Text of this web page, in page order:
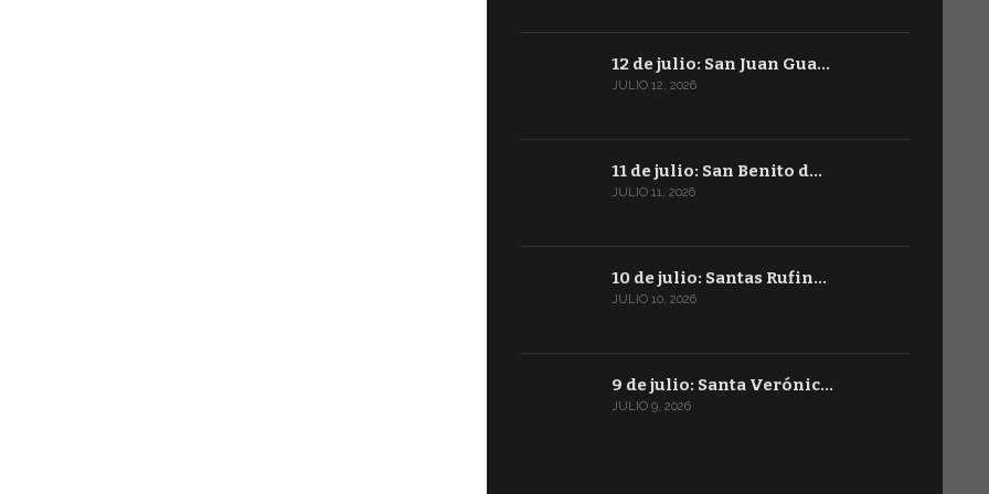
12 de julio: San Juan Gua…
JULIO 12, 2026
11 de julio: San Benito d…
JULIO 11, 2026
10 de julio: Santas Rufin…
JULIO 10, 2026
9 de julio: Santa Verónic…
JULIO 9, 2026